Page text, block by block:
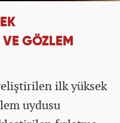
GÖZLEM
ilk yüksek
uydusu